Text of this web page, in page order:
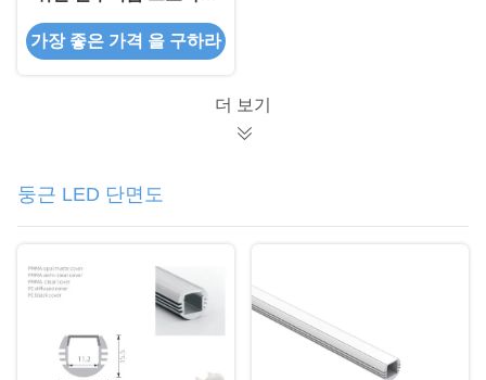
오목한 설치를 이끌었습
니다
가장 좋은 가격 을 구하라
더 보기
둥근 LED 단면도